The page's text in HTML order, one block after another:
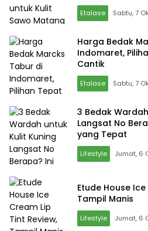
Etalase Sabtu, 7
Harga Bedak
Indomaret,
Cantik
Etalase Sabtu, 7
3 Bedak
Langsat No
yang Tepat
Lifestyle Jumat, 6
Etude House
Tampil Manis
Lifestyle Jumat, 6